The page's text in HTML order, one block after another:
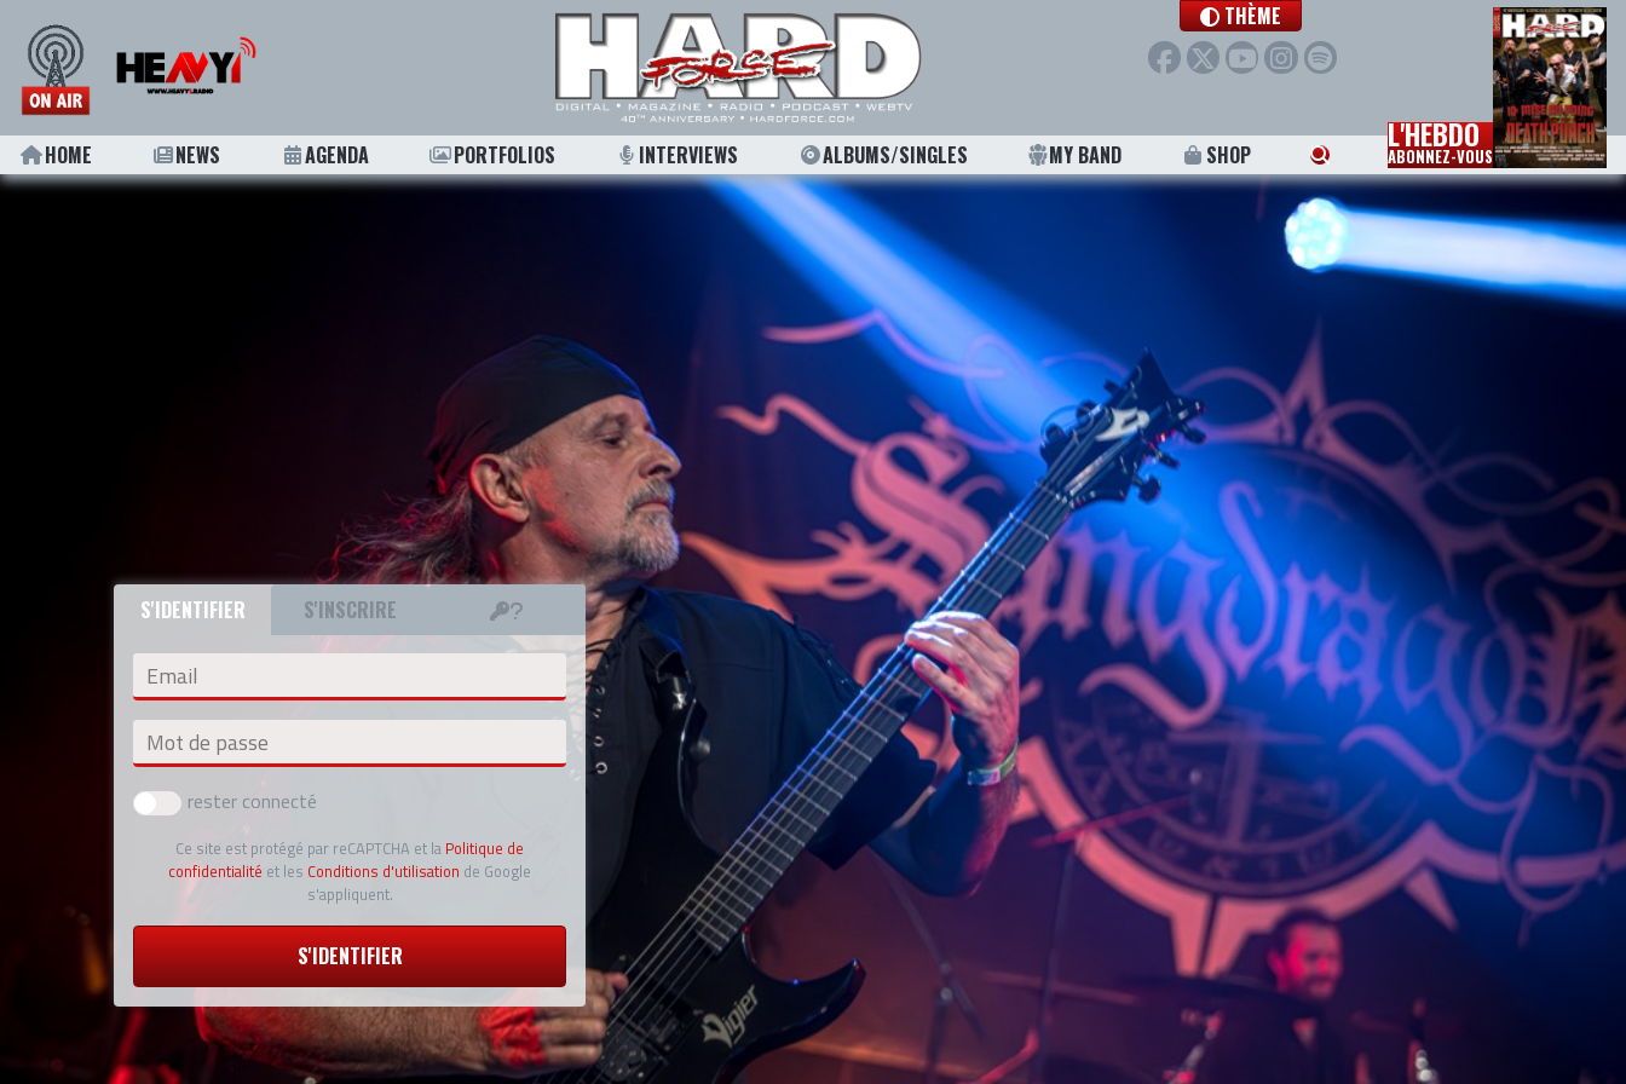
THÈME
HOME NEWS AGENDA PORTFOLIOS INTERVIEWS ALBUMS/SINGLES MY BAND SHOP L'HEBDO
ABONNEZ-VOUS
S'IDENTIFIER S'INSCRIRE
Email
Mot de passe
rester connecté
Ce site est protégé par reCAPTCHA et la Politique de
confidentialité et les Conditions d'utilisation de Google
s'appliquent.
S'IDENTIFIER